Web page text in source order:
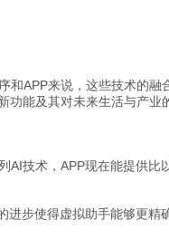
和APP来说，这些技术的融
能及其对未来生活与产业
AI技术，APP现在能提供比
步使得虚拟助手能够更精